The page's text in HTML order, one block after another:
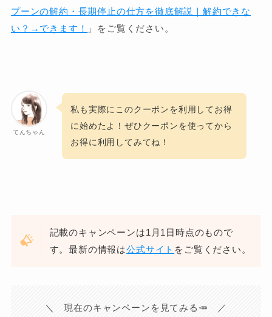
プーンの解約・長期停止の仕方を徹底解説｜解約できな
い？→できます！
」をご覧ください。
てんちゃん
私も実際にこのクーポンを利用してお得
に始めたよ！ぜひクーポンを使ってから
お得に利用してみてね！
記載のキャンペーンは1月1日時点のもので
す。最新の情報は公式サイト をご覧ください。
＼ 現在のキャンペーンを見てみる🥕 ／